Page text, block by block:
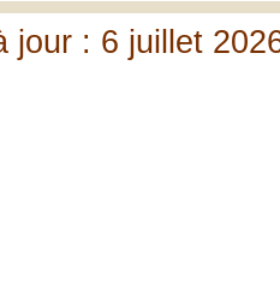
jour : 6 juillet